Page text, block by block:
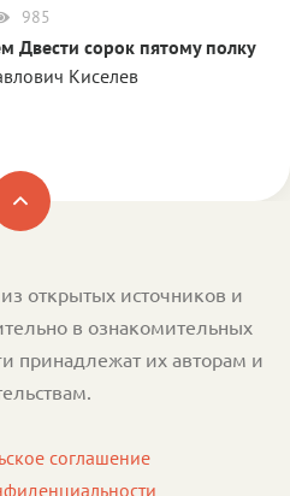
985
Двести сорок пятому полку
Киселев
открытых источников и
в ознакомительных
принадлежат их авторам и
соглашение